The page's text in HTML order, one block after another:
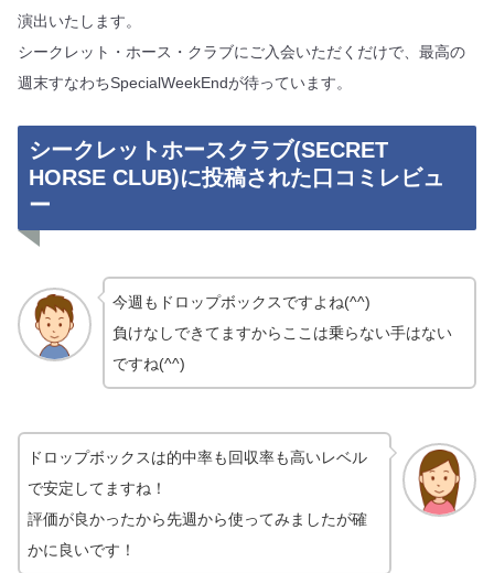
演出いたします。
シークレット・ホース・クラブにご入会いただくだけで、最高の
週末すなわちSpecialWeekEndが待っています。
シークレットホースクラブ(SECRET
HORSE CLUB)に投稿された口コミレビュ
ー
今週もドロップボックスですよね(^^)
負けなしできてますからここは乗らない手はない
ですね(^^)
ドロップボックスは的中率も回収率も高いレベル
で安定してますね！
評価が良かったから先週から使ってみましたが確
かに良いです！